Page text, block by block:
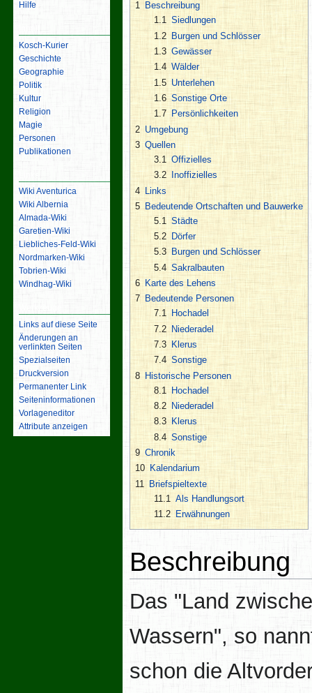
1 Beschreibung
1.1 Siedlungen
1.2 Burgen und Schlösser
1.3 Gewässer
1.4 Wälder
1.5 Unterlehen
1.6 Sonstige Orte
1.7
Persönlichkeiten
2 Umgebung
3 Quellen
3.1
Offizielles
3.2
Inoffizielles
4 Links
5 Bedeutende Ortschaften und Bauwerke
5.1
Städte
5.2
Dörfer
5.3
Burgen und Schlösser
5.4 Sakralbauten
6 Karte des Lehens
7 Bedeutende Personen
7.1
Hochadel
7.2
Niederadel
7.3
Klerus
7.4 Sonstige
8 Historische Personen
8.1
Hochadel
8.2
Niederadel
8.3
Klerus
8.4 Sonstige
9 Chronik
10 Kalendarium
11
Briefspieltexte
11.1
Als Handlungsort
11.2
Erwähnungen
Beschreibung
Das "Land
Wassern", so
schon die
Hilfe
Kosch-Kurier
Geschichte
Geographie
Politik
Kultur
Religion
Magie
Personen
Publikationen
Wiki Aventurica
Wiki Albernia
Almada-Wiki
Garetien-Wiki
Liebliches-Feld-Wiki
Nordmarken-Wiki
Tobrien-Wiki
Windhag-Wiki
Links auf diese Seite
Änderungen an
verlinkten Seiten
Spezialseiten
Druckversion
Permanenter Link
Seiten­­informationen
Vorlageneditor
Attribute anzeigen